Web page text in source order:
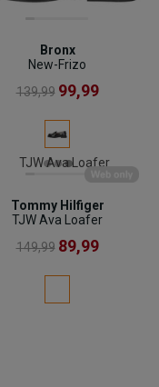
Bronx
New-Frizo
139,99 99,99
Tommy Hilfiger
TJW Ava Loafer
149,99 89,99